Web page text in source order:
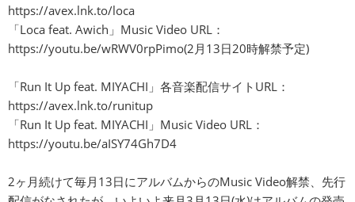
https://avex.lnk.to/loca
「Loca feat. Awich」Music Video URL​：​
https://youtu.be/wRWV0rpPimo(2月13日20時解禁予定)
「Run It Up feat. MIYACHI」各音楽配信サイトURL​：​
https://avex.lnk.to/runitup
「Run It Up feat. MIYACHI」Music Video URL​：​
https://youtu.be/aISY74Gh7D4
2ヶ月続けて毎月13日にアルバムからのMusic Video解禁、先行